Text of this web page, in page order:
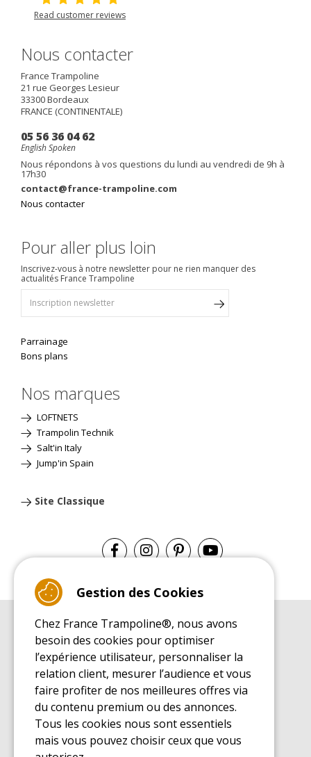
Read customer reviews
Nous contacter
France Trampoline
21 rue Georges Lesieur
33300Bordeaux
FRANCE (CONTINENTALE)
05 56 36 04 62
English Spoken
Nous répondons à vos questions du lundi au vendredi de 9h à
17h30
contact@france-trampoline.com
Nous contacter
Pour aller plus loin
Inscrivez-vous à notre newsletter pour ne rien manquer des
actualités France Trampoline
Parrainage
Bons plans
Nos marques
LOFTNETS
Trampolin Technik
Salt'in Italy
Jump'in Spain
Site Classique
Guide d'achat pour les trampolines de loisirs
GUIDE DE MONTAGE
Guide de montage pour les trampolines de loisirs
GUIDE D'ENTRETIEN
Guide d'entretien des trampolines de loisirs
GUIDE DÉCOUVERTE
Guide de découverte des trampolines de loisirs
Gestion des Cookies
Chez France Trampoline®, nous avons
besoin des cookies pour optimiser
l’expérience utilisateur, personnaliser la
relation client, mesurer l’audience et vous
faire profiter de nos meilleures offres via
du contenu premium ou des annonces.
Tous les cookies nous sont essentiels
mais vous pouvez choisir ceux que vous